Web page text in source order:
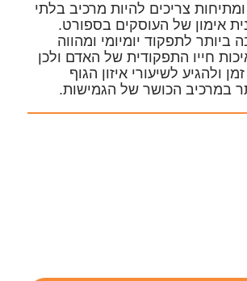
ומתיחות צריכים להיות מרכיב בלתי
אימון של העוסקים בספורט.
ביותר לתפקוד יומיומי ומהווה
חייו התפקודית של האדם ולכן
ולהגיע לשיעורי איזון הגוף
במרכיב הכושר של הגמישות.